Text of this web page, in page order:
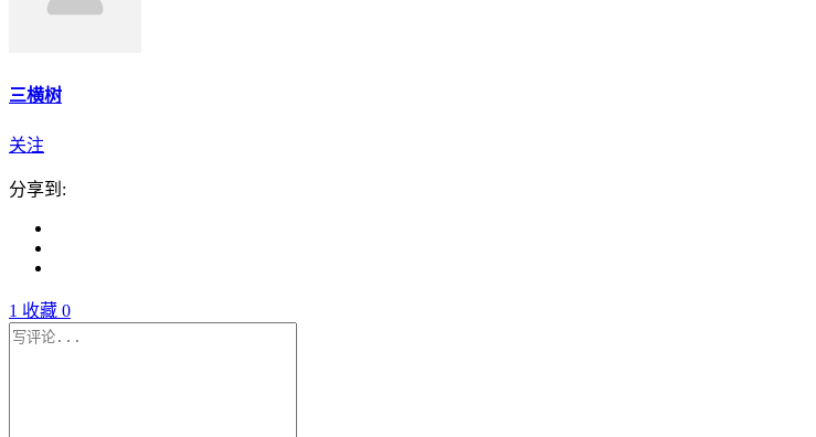
三横树
关注
分享到:
1 收藏 0